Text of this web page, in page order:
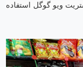
ویو گوگل استفاده